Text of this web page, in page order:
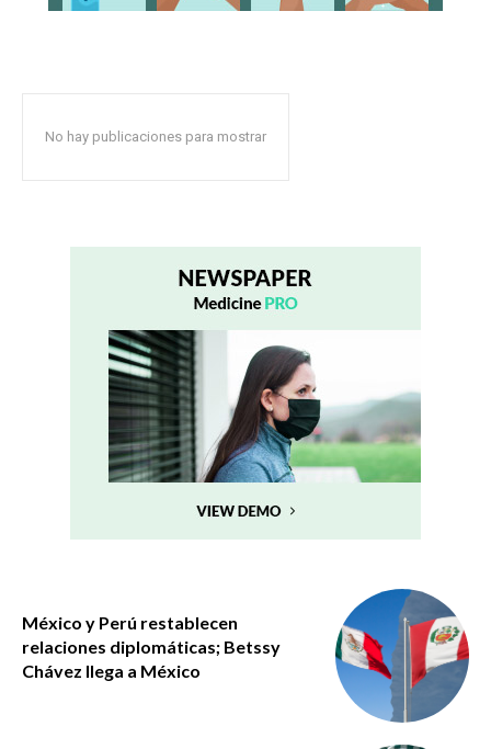
No hay publicaciones para mostrar
México y Perú restablecen
relaciones diplomáticas; Betssy
Chávez llega a México